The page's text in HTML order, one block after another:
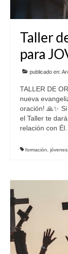
Taller
para
publicado en:
TALLER DE
nueva
oración! 🙏✨
el Taller te
relación con
formación jóvenes